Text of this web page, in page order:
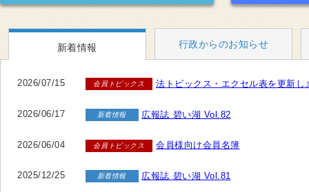
新着情報 行政からのお知らせ
2026/07/15 会員トピックス 法トピックス・エクセル表を更新し
2026/06/17 新着情報 広報誌 碧い湖 Vol.82
2026/06/04 会員トピックス 会員様向け会員名簿
2025/12/25 新着情報 広報誌 碧い湖 Vol.81